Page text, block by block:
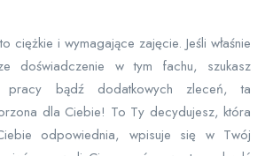
to ciężkie i wymagające zajęcie. Jeśli właśnie
doświadczenie w tym fachu, szukasz
pracy bądź dodatkowych zleceń, ta
dla Ciebie! To Ty decydujesz, która
odpowiednia, wpisuje się w Twój